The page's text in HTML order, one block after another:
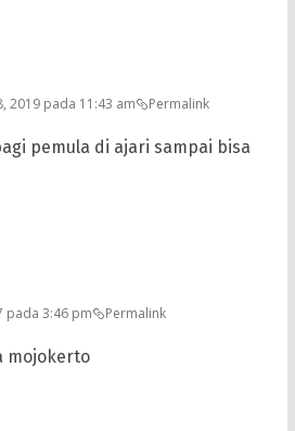
2019 pada 11:43 am Permalink
pemula di ajari sampai bisa
pada 3:46 pm Permalink
mojokerto